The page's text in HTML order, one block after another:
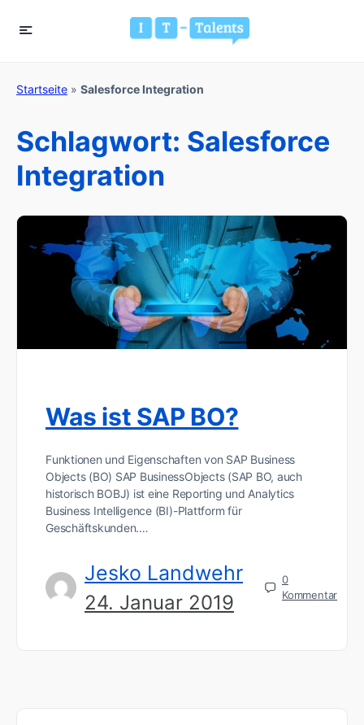
Startseite » Salesforce Integration
Schlagwort: Salesforce
Integration
Was ist SAP BO?
Funktionen und Eigenschaften von SAP Business
Objects (BO) SAP BusinessObjects (SAP BO, auch
historisch BOBJ) ist eine Reporting und Analytics
Business Intelligence (BI)-Plattform für
Geschäftskunden.…
Jesko Landwehr
24. Januar 2019
0
Kommentar